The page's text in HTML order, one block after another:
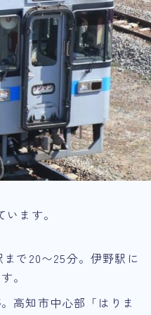
ます。
で20〜25分。伊野駅に
。
高知市中心部「はりま